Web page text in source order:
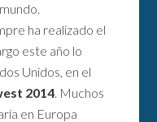
ha realizado el
este año lo
Unidos, en el
2014. Muchos
en Europa